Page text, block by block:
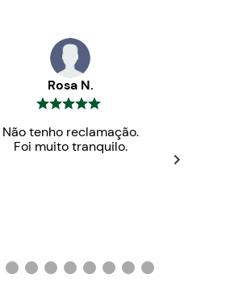
Rosa N.
Não tenho reclamação.
Foi muito tranquilo.